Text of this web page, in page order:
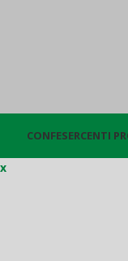
CONFESERCENTI
x